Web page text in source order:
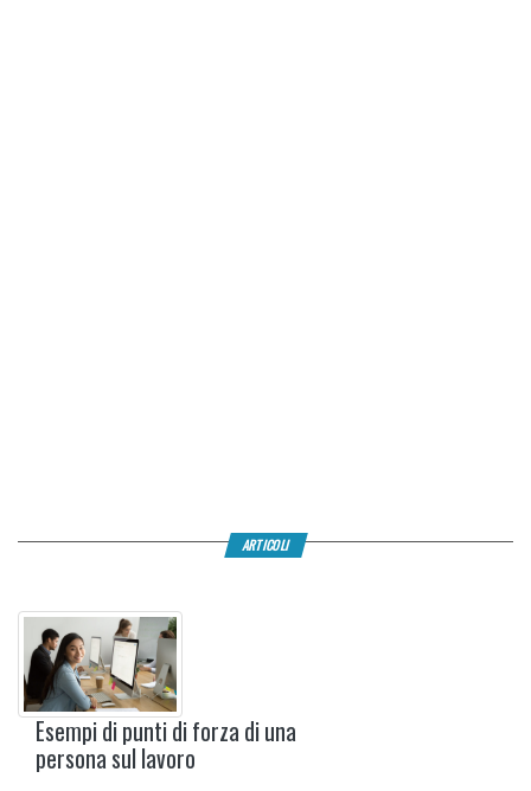
ARTICOLI
Esempi di punti di forza di una
persona sul lavoro